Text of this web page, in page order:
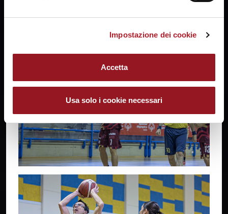
Impostazione dei cookie
Accetta
Usa solo i cookie necessari